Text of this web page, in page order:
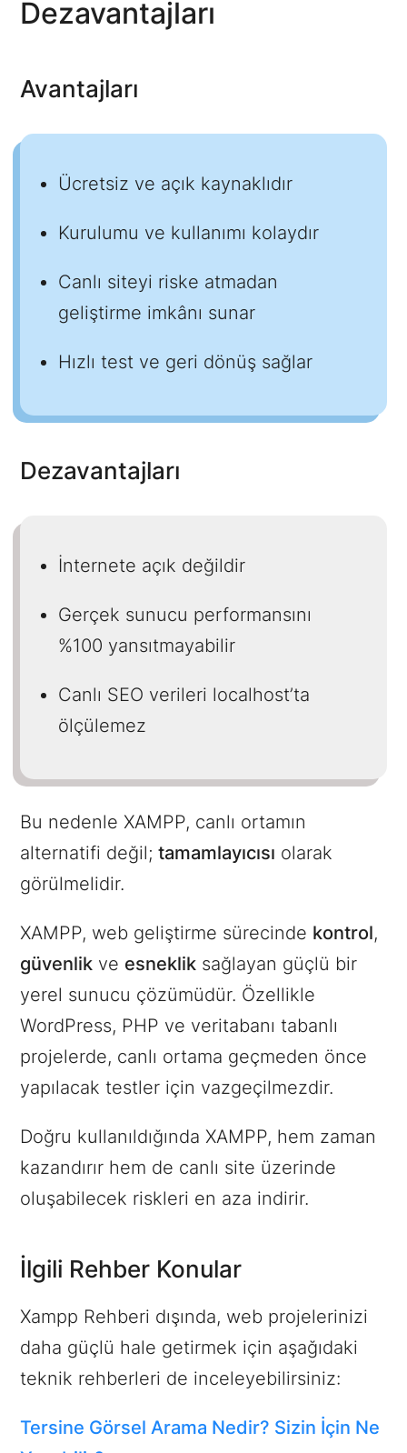
Dezavantajları
Avantajları
Ücretsiz ve açık kaynaklıdır
Kurulumu ve kullanımı kolaydır
Canlı siteyi riske atmadan
geliştirme imkânı sunar
Hızlı test ve geri dönüş sağlar
Dezavantajları
İnternete açık değildir
Gerçek sunucu performansını
%100 yansıtmayabilir
Canlı SEO verileri localhost’ta
ölçülemez
Bu nedenle XAMPP, canlı ortamın
alternatifi değil;tamamlayıcısı olarak
görülmelidir.
XAMPP, web geliştirme sürecinde kontrol,
güvenlik ve esneklik sağlayan güçlü bir
yerel sunucu çözümüdür. Özellikle
WordPress, PHP ve veritabanı tabanlı
projelerde, canlı ortama geçmeden önce
yapılacak testler için vazgeçilmezdir.
Doğru kullanıldığında XAMPP, hem zaman
kazandırır hem de canlı site üzerinde
oluşabilecek riskleri en aza indirir.
İlgili Rehber Konular
Xampp Rehberi dışında, web projelerinizi
daha güçlü hale getirmek için aşağıdaki
teknik rehberleri de inceleyebilirsiniz:
Tersine Görsel Arama Nedir? Sizin İçin Ne